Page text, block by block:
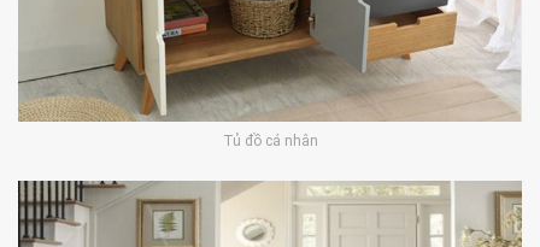
Tủ đồ cá nhân